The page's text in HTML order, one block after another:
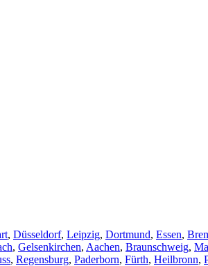
, Düsseldorf, Leipzig, Dortmund, Essen,
, Gelsenkirchen, Aachen, Braunschweig,
, Regensburg, Paderborn, Fürth, Heilbronn,